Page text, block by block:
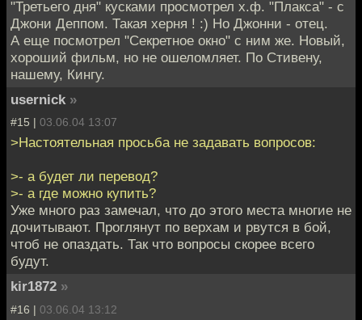
"Третьего дня" кусками просмотрел х.ф. "Плакса" - с
Джони Деппом. Такая херня ! :) Но Джонни - отец.
А еще посмотрел "Секретное окно" с ним же. Новый,
хороший фильм, но не ошеломляет. По Стивену,
нашему, Кингу.
usernick »
#15 | 03.06.04 13:07
>Настоятельная просьба не задавать вопросов:
>- а будет ли перевод?
>- а где можно купить?
Уже много раз замечал, что до этого места многие не
дочитывают. Проглянут по верхам и рвутся в бой,
чтоб не опаздать. Так что вопросы скорее всего
будут.
kir1872 »
#16 | 03.06.04 13:12